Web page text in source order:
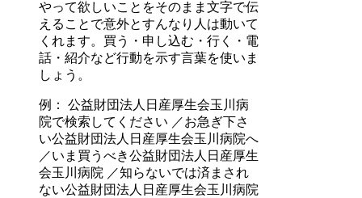
やって欲しいことをそのまま文字で伝
えることで意外とすんなり人は動いて
くれます。買う・申し込む・行く・電
話・紹介など行動を示す言葉を使いま
しょう。
例： 公益財団法人日産厚生会玉川病
院で検索してください ／お急ぎ下さ
い公益財団法人日産厚生会玉川病院へ
／いま買うべき公益財団法人日産厚生
会玉川病院 ／知らないでは済まされ
ない公益財団法人日産厚生会玉川病院